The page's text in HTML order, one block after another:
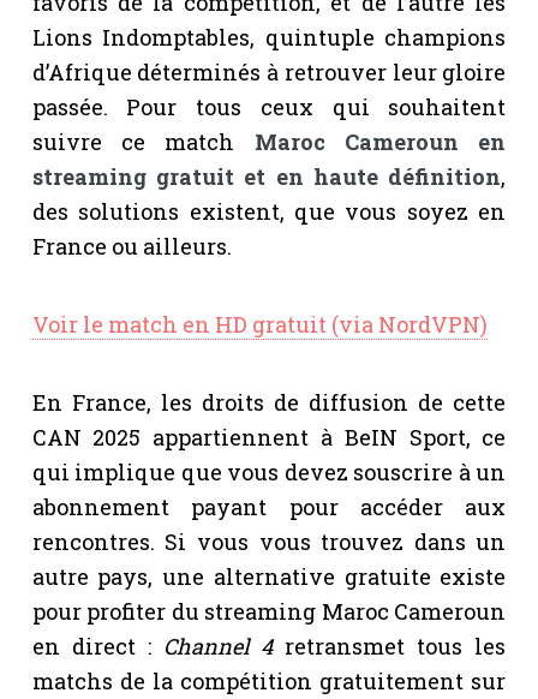
Lions Indomptables, quintuple champions
d’Afrique déterminés à retrouver leur gloire
passée. Pour tous ceux qui souhaitent
suivre ce match Maroc Cameroun en
streaming gratuit et en haute définition,
des solutions existent, que vous soyez en
France ou ailleurs.
Voir le match en HD gratuit (via NordVPN)
En France, les droits de diffusion de cette
CAN 2025 appartiennent à BeIN Sport, ce
qui implique que vous devez souscrire à un
abonnement payant pour accéder aux
rencontres. Si vous vous trouvez dans un
autre pays, une alternative gratuite existe
pour profiter du streaming Maroc Cameroun
en direct :Channel 4retransmet tous les
matchs de la compétition gratuitement sur